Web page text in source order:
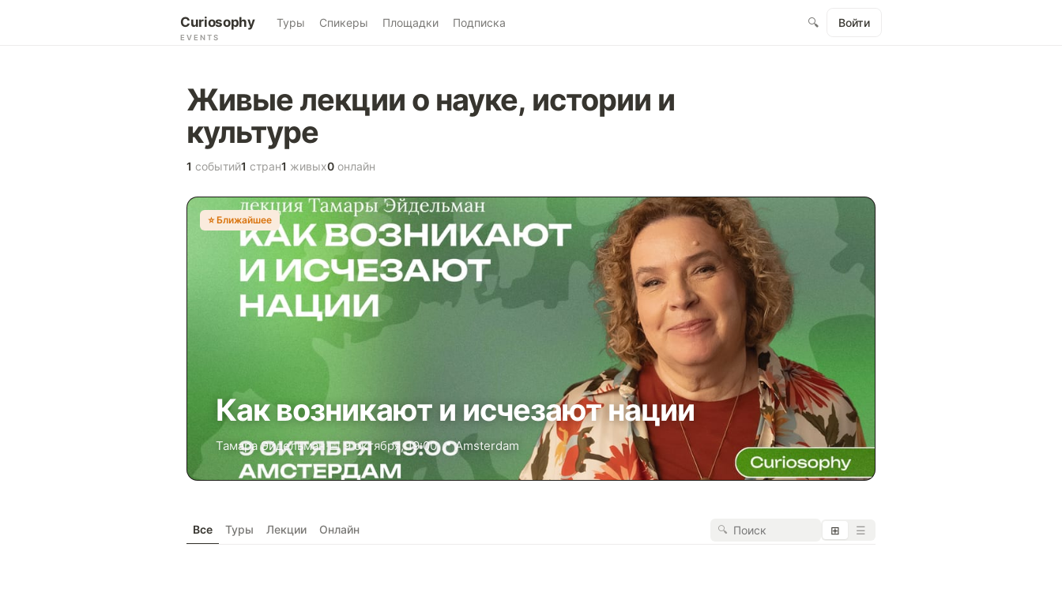
Curiosophy
EVENTS
Туры Спикеры Площадки Подписка 🔍 Войти
Живые лекции о науке, истории и
культуре
1 событий1 стран1 живых0 онлайн
⭐️ Ближайшее
Как возникают и исчезают нации
Тамара Эйдельман·📅 9 октября, 19:00·📍 Amsterdam
Все Туры Лекции Онлайн 🔍 ⊞ ☰